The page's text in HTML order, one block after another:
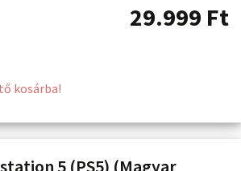
29.999 Ft
kosárba!
5 (PS5) (Magyar